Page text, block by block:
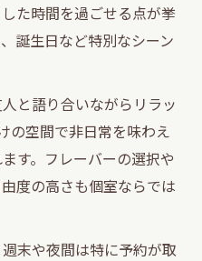
た時間を過ごせる点が挙
誕生日など特別なシーン
と語り合いながらリラッ
の空間で非日常を味わえ
す。フレーバーの選択や
度の高さも個室ならでは
末や夜間は特に予約が取